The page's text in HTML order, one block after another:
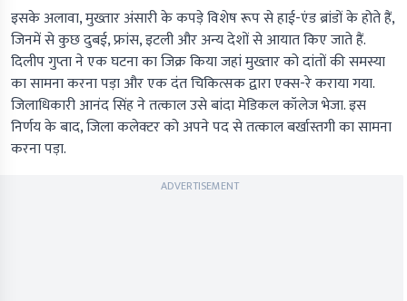
इसके अलावा, मुख्तार अंसारी के कपड़े विशेष रूप से हाई-एंड ब्रांडों के होते हैं,
जिनमें से कुछ दुबई, फ्रांस, इटली और अन्य देशों से आयात किए जाते हैं.
दिलीप गुप्ता ने एक घटना का जिक्र किया जहां मुख्तार को दांतों की समस्या
का सामना करना पड़ा और एक दंत चिकित्सक द्वारा एक्स-रे कराया गया.
जिलाधिकारी आनंद सिंह ने तत्काल उसे बांदा मेडिकल कॉलेज भेजा. इस
निर्णय के बाद, जिला कलेक्टर को अपने पद से तत्काल बर्खास्तगी का सामना
करना पड़ा.
ADVERTISEMENT